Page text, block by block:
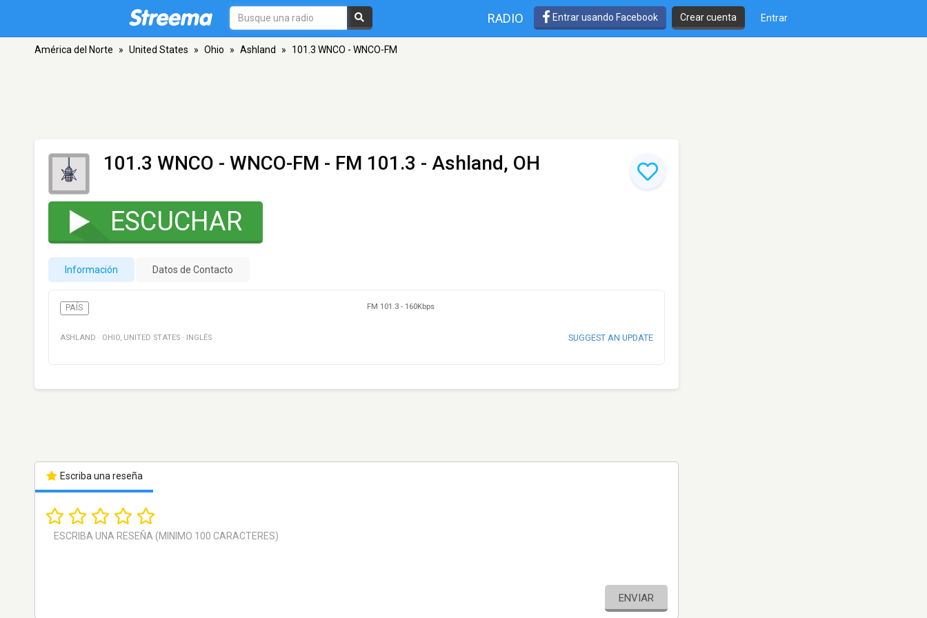
RADIO Entrar usando Facebook Crear cuenta Entrar
América del Norte » United States » Ohio » Ashland » 101.3 WNCO - WNCO-FM
101.3 WNCO - WNCO-FM - FM 101.3 - Ashland, OH
ESCUCHAR
Información Datos de Contacto
PAÍS FM 101.3 - 160Kbps
ASHLAND · OHIO, UNITED STATES · INGLÉS SUGGEST AN UPDATE
Escriba una reseña
ENVIAR